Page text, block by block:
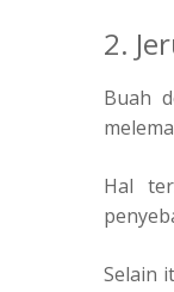
2.
Buah
Hal
Selain